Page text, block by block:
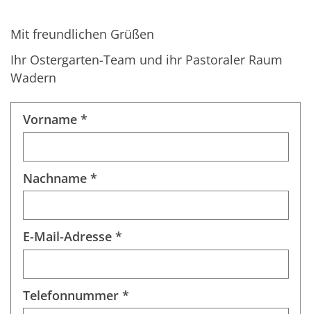
Mit freundlichen Grüßen
Ihr Ostergarten-Team und ihr Pastoraler Raum
Wadern
Vorname *
Nachname *
E-Mail-Adresse *
Telefonnummer *